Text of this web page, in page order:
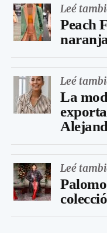
Leé
Peach
naranja
Leé
La
Leé